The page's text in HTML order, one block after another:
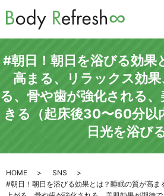
#朝日！朝日を浴びる効果
高まる、リラックス効
る、骨や歯が強化される
きる（起床後30〜60分以
日光を浴びる
HOME
SNS
#朝日！朝日を浴びる効果とは？睡眠の質が高ま